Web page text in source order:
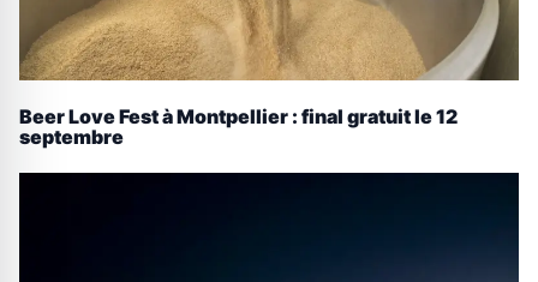
Beer Love Fest à Montpellier : final gratuit le 12
septembre